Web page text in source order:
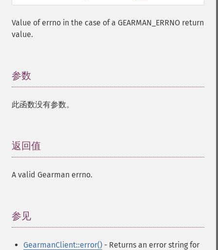
Value of errno in the case of a GEARMAN_ERRNO return
value.
参数
此函数没有参数。
返回值
A valid Gearman errno.
参见
GearmanClient::error() - Returns an error string for